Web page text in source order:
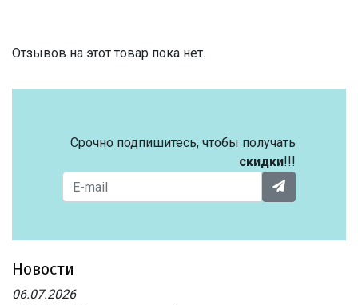
Отзывов на этот товар пока нет.
Срочно подпишитесь, чтобы получать
скидки!!!
Новости
06.07.2026